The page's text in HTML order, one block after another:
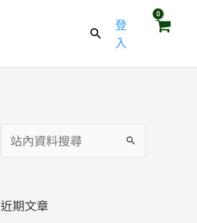
登
入
尋
鍵
近期文章